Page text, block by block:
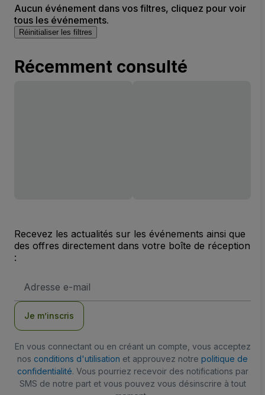
Aucun événement dans vos filtres, cliquez pour voir
tous les événements.
Réinitialiser les filtres
Récemment consulté
Recevez les actualités sur les événements ainsi que
des offres directement dans votre boîte de réception
:
e-
Je m’inscris
En vous connectant ou en créant un compte, vous acceptez
nos conditions d'utilisation et approuvez notre politique de
confidentialité. Vous pourriez recevoir des notifications par
SMS de notre part et vous pouvez vous désinscrire à tout